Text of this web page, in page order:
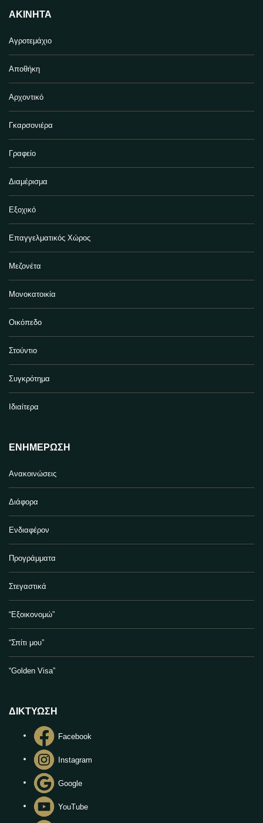
ΑΚΊΝΗΤΑ
Αγροτεμάχιο
Αποθήκη
Αρχοντικό
Γκαρσονιέρα
Γραφείο
Διαμέρισμα
Εξοχικό
Επαγγελματικός Χώρος
Μεζονέτα
Μονοκατοικία
Οικόπεδο
Στούντιο
Συγκρότημα
Ιδιαίτερα
ΕΝΗΜΈΡΩΣΗ
Ανακοινώσεις
Διάφορα
Ενδιαφέρον
Προγράμματα
Στεγαστικά
“Εξοικονομώ”
“Σπίτι μου”
“Golden Visa”
ΔΙΚΤΥΩΣΗ
Facebook
Instagram
Google
YouTube